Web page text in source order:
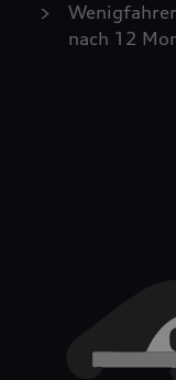
nach 12